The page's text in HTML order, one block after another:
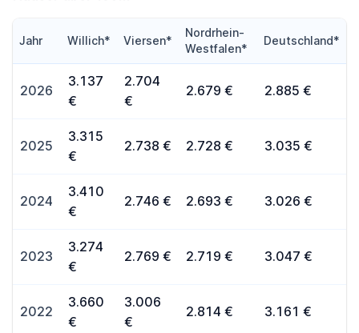
Jahr Willich* Viersen*
Nordrhein-
Westfalen*
Deutschland*
2026
3.137
€
2.704
€
2.679 € 2.885 €
2025
3.315
€
2.738 € 2.728 € 3.035 €
2024
3.410
€
2.746 € 2.693 € 3.026 €
2023
3.274
€
2.769 € 2.719 € 3.047 €
2022
3.660
€
3.006
€
2.814 € 3.161 €